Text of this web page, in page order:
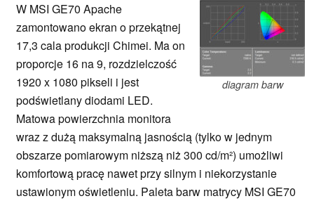
diagram barw
W MSI GE70 Apache
zamontowano ekran o przekątnej
17,3 cala produkcji Chimei. Ma on
proporcje 16 na 9, rozdzielczość
1920 x 1080 pikseli i jest
podświetlany diodami LED.
Matowa powierzchnia monitora
wraz z dużą maksymalną jasnością (tylko w jednym
obszarze pomiarowym niższą niż 300 cd/m²) umożliwi
komfortową pracę nawet przy silnym i niekorzystanie
ustawionym oświetleniu. Paleta barw matrycy MSI GE70